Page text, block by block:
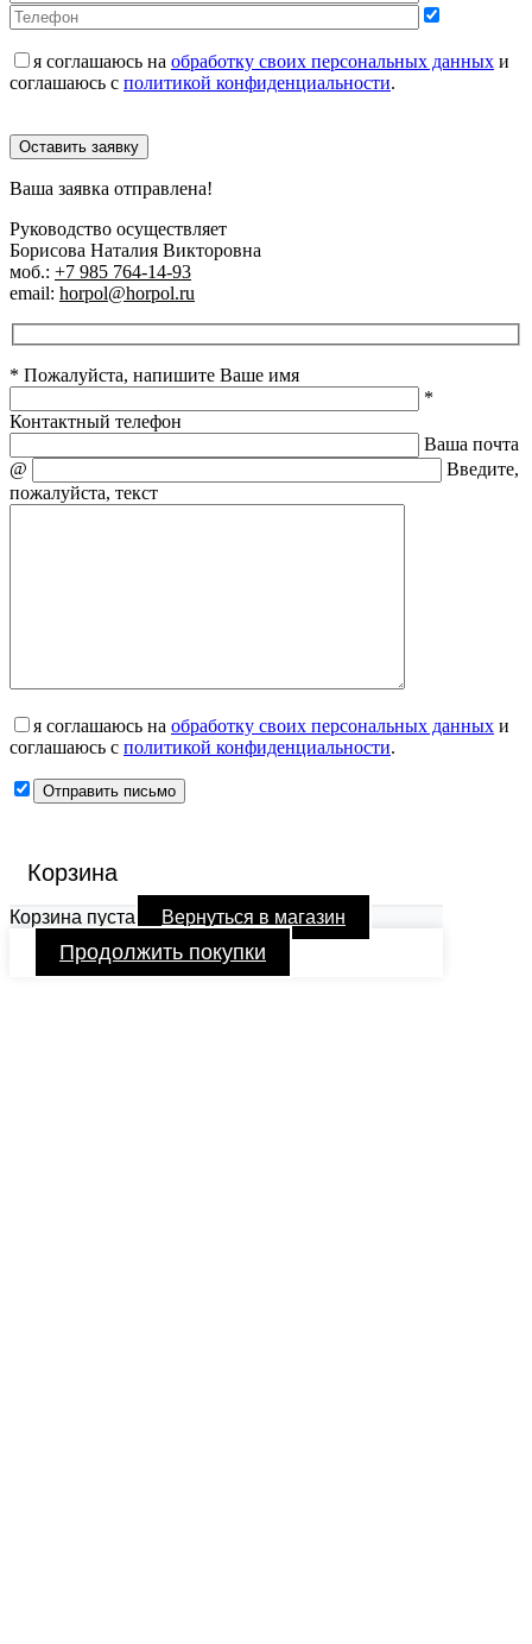
я соглашаюсь на обработку своих персональных данных и
соглашаюсь с политикой конфиденциальности.
Оставить заявку
Ваша заявка отправлена!
Руководство осуществляет
Борисова Наталия Викторовна
моб.: +7 985 764-14-93
email: horpol@horpol.ru
* Пожалуйста, напишите Ваше имя
*
Контактный телефон
Ваша почта
@
Введите,
пожалуйста, текст
я соглашаюсь на обработку своих персональных данных и
соглашаюсь с политикой конфиденциальности.
Корзина
Корзина пуста Вернуться в магазин
Продолжить покупки